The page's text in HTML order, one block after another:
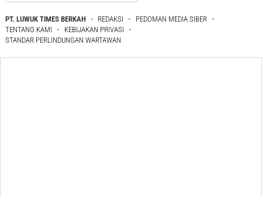
PT. LUWUK TIMES BERKAH REDAKSI
PEDOMAN MEDIA SIBER
TENTANG KAMI
KEBIJAKAN PRIVASI
STANDAR PERLINDUNGAN WARTAWAN